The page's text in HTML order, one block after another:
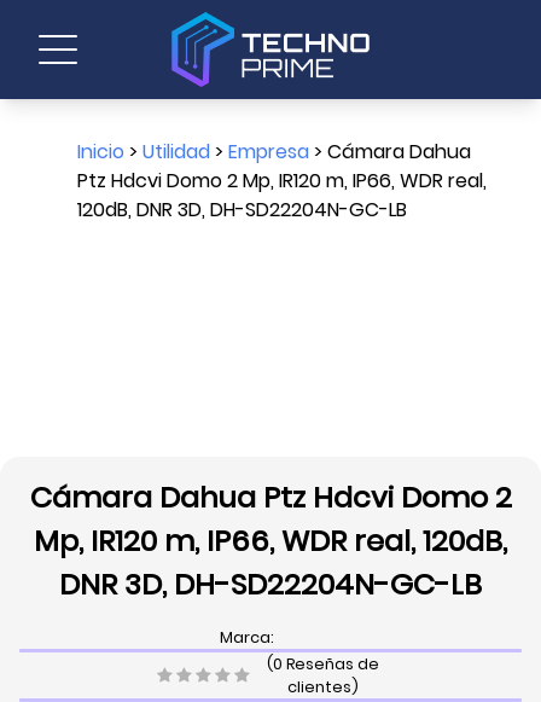
Inicio > Utilidad> Empresa> Cámara Dahua
Ptz Hdcvi Domo 2 Mp, IR120 m, IP66, WDR real,
120dB, DNR 3D, DH-SD22204N-GC-LB
Cámara Dahua Ptz Hdcvi Domo 2
Mp, IR120 m, IP66, WDR real, 120dB,
DNR 3D, DH-SD22204N-GC-LB
Marca:
(0 Reseñas de
clientes)